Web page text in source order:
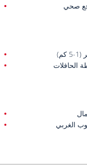
صحي
كم)
الحافلات
الغربي